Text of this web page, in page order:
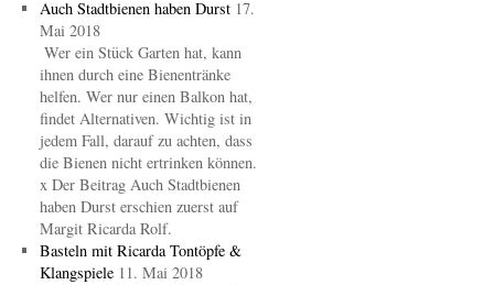
Auch Stadtbienen haben Durst 17.
Mai 2018
Wer ein Stück Garten hat, kann
ihnen durch eine Bienentränke
helfen. Wer nur einen Balkon hat,
findet Alternativen. Wichtig ist in
jedem Fall, darauf zu achten, dass
die Bienen nicht ertrinken können.
x Der Beitrag Auch Stadtbienen
haben Durst erschien zuerst auf
Margit Ricarda Rolf.
Basteln mit Ricarda Tontöpfe &
Klangspiele 11. Mai 2018